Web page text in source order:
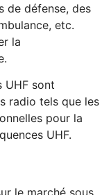
de défense, des
etc.
la
UHF sont
radio tels que les
pour la
UHF.
le marché sous